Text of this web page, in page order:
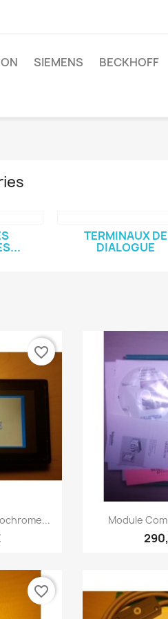
SIEMENS BECKHOFF
TERMINAUX DE
DIALOGUE
favorite_border

Module
favorite_border